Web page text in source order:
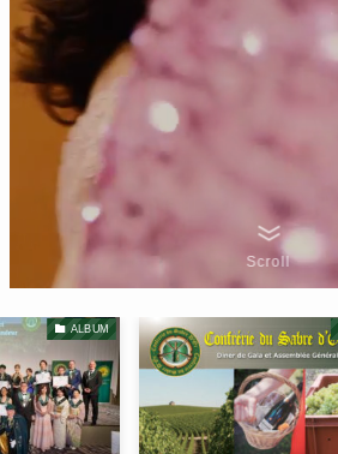
Scroll
ALBUM